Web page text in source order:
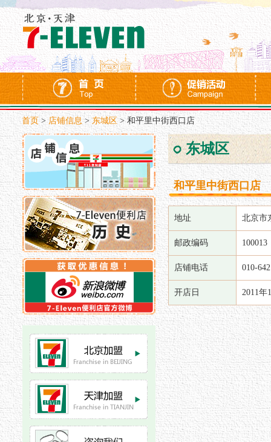
首页 > 店铺信息>东城区 >和平里中街西口店
东城区
和平里中街西口店
地址 北京市
邮政编码 100013
店铺电话 010-
开店日 2011年